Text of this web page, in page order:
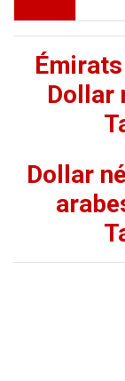
Dollar
Dollar